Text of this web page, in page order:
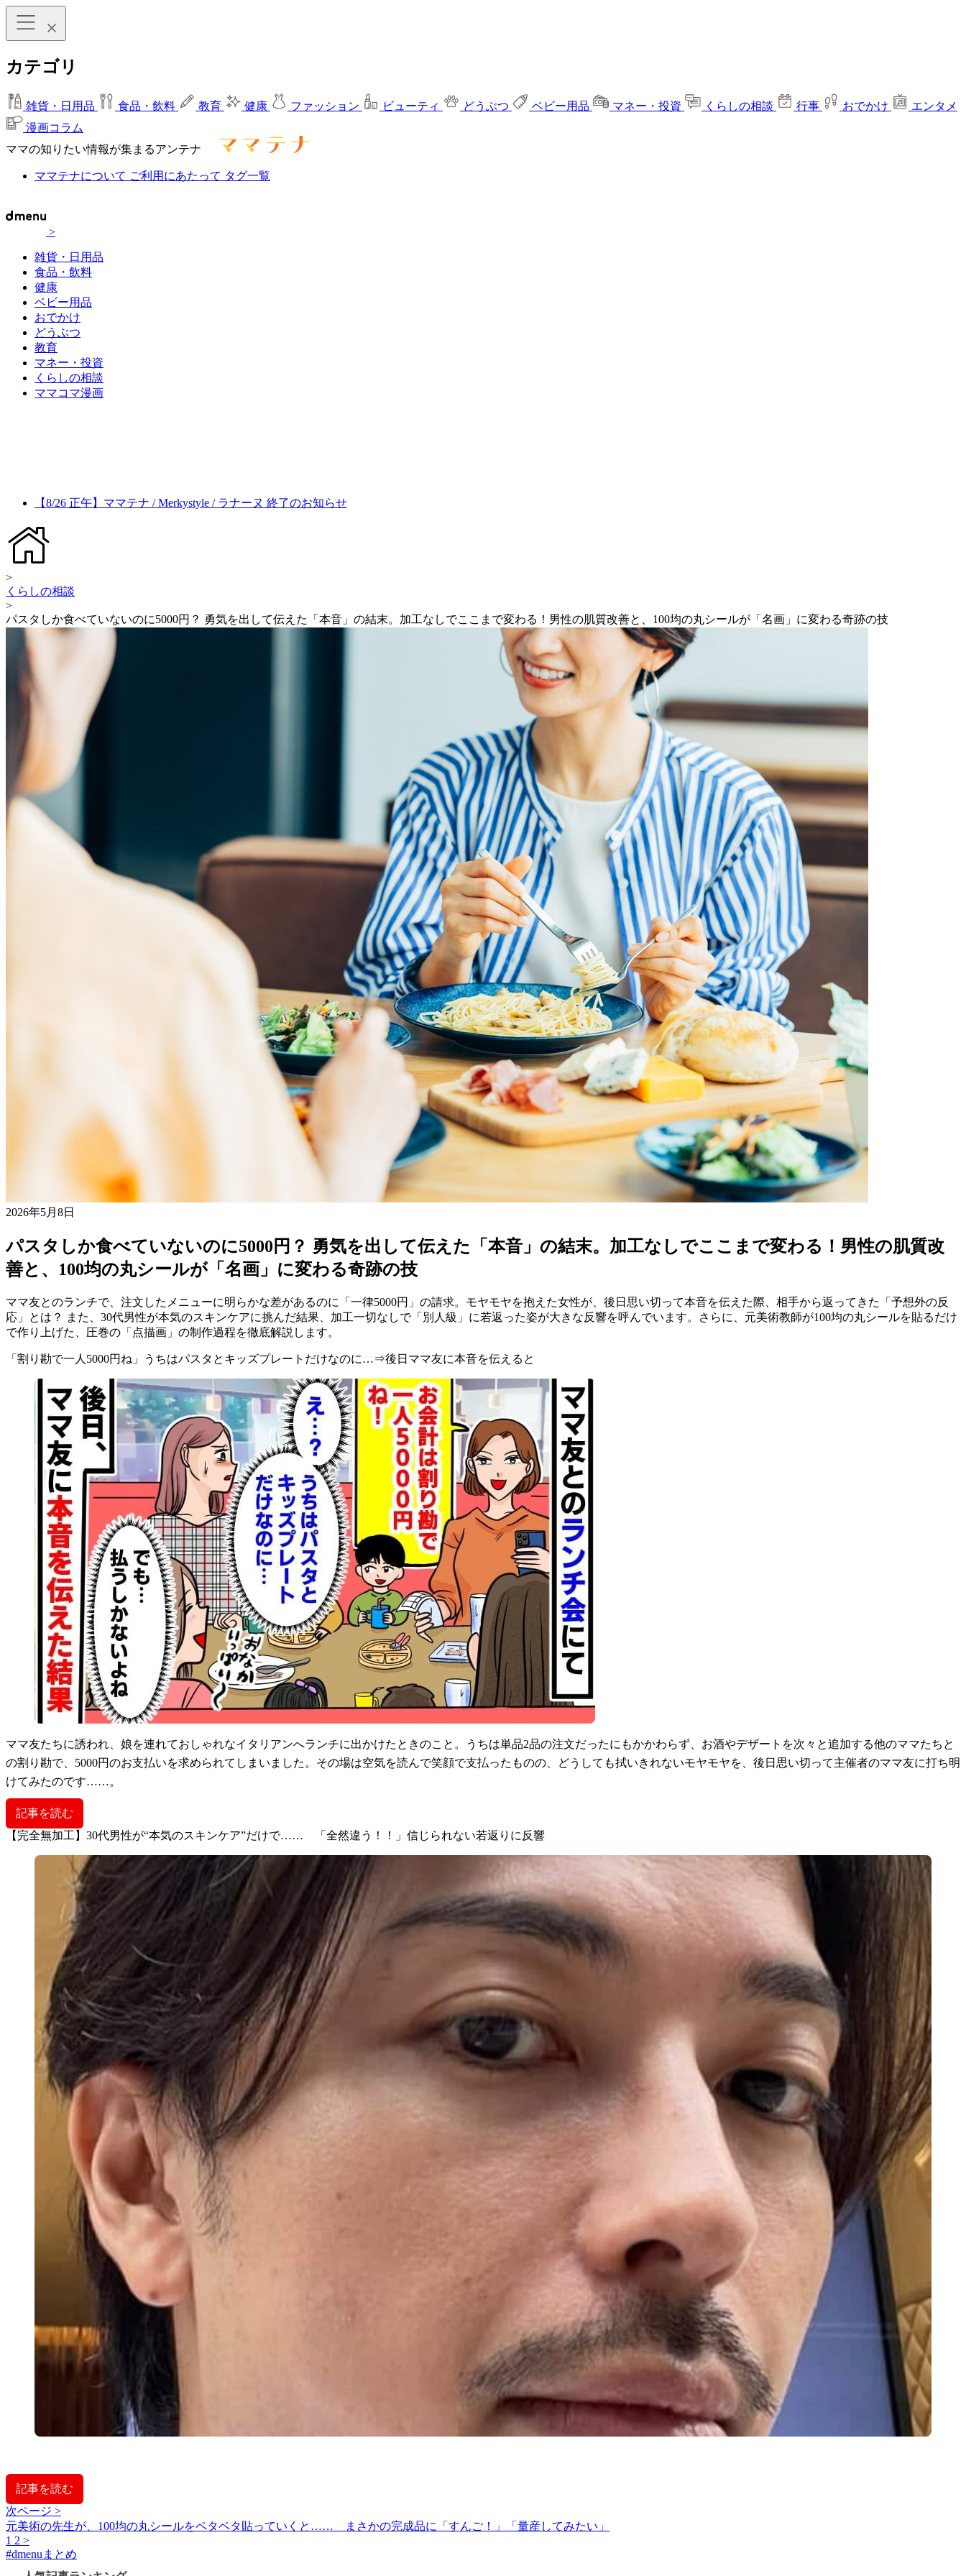
カテゴリ
雑貨・日用品 食品・飲料 教育 健康 ファッション ビューティ どうぶつ ベビー用品 マネー・投資 くらしの相談 行事 おでかけ
エンタメ
漫画コラム
ママの知りたい情報が集まるアンテナ
ママテナについて ご利用にあたって タグ一覧
>
雑貨・日用品
食品・飲料
健康
ベビー用品
おでかけ
どうぶつ
教育
マネー・投資
くらしの相談
ママコマ漫画
【8/26 正午】ママテナ / Merkystyle / ラナーヌ 終了のお知らせ
>
くらしの相談
>
パスタしか食べていないのに5000円？ 勇気を出して伝えた「本音」の結末。加工なしでここまで変わる！男性の肌質改善と、100均の丸シールが「名画」に変わる奇跡の技
2026年5月8日
パスタしか食べていないのに5000円？ 勇気を出して伝えた「本音」の結末。加工なしでここまで変わる！男性の肌質改
善と、100均の丸シールが「名画」に変わる奇跡の技
ママ友とのランチで、注文したメニューに明らかな差があるのに「一律5000円」の請求。モヤモヤを抱えた女性が、後日思い切って本音を伝えた際、相手から返ってきた「予想外の反
応」とは？ また、30代男性が本気のスキンケアに挑んだ結果、加工一切なしで「別人級」に若返った姿が大きな反響を呼んでいます。さらに、元美術教師が100均の丸シールを貼るだけ
で作り上げた、圧巻の「点描画」の制作過程を徹底解説します。
「割り勘で一人5000円ね」うちはパスタとキッズプレートだけなのに…⇒後日ママ友に本音を伝えると
ママ友たちに誘われ、娘を連れておしゃれなイタリアンへランチに出かけたときのこと。うちは単品2品の注文だったにもかかわらず、お酒やデザートを次々と追加する他のママたちと
の割り勘で、5000円のお支払いを求められてしまいました。その場は空気を読んで笑顔で支払ったものの、どうしても拭いきれないモヤモヤを、後日思い切って主催者のママ友に打ち明
けてみたのです……。
記事を読む
【完全無加工】30代男性が“本気のスキンケア”だけで…… 「全然違う！！」信じられない若返りに反響
記事を読む
次ページ >
元美術の先生が、100均の丸シールをペタペタ貼っていくと…… まさかの完成品に「すんご！」「量産してみたい」
1 2 >
#dmenuまとめ